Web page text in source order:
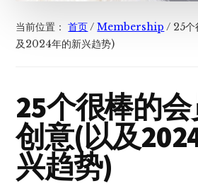
当前位置：首页/ Membership / 25个
及2024年的新兴趋势)
25个很棒的
创意(以及
兴趋势)